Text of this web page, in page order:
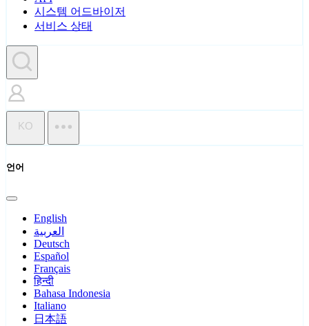
시스템 어드바이저
서비스 상태
KO
언어
English
العربية
Deutsch
Español
Français
हिन्दी
Bahasa Indonesia
Italiano
日本語